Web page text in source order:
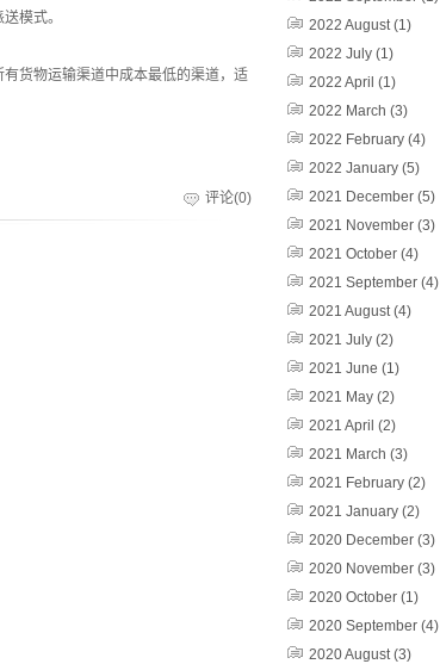
模式。
货物运输渠道中成本最低的渠道，适
评论(0)
2022 August(1)
2022 July (1)
2022 April (1)
2022 March (3)
2022 February (4)
2022 January (5)
2021 December (5)
2021 November (3)
2021 October (4)
2021 September (4)
2021 August(4)
2021 July (2)
2021 June (1)
2021 May (2)
2021 April (2)
2021 March (3)
2021 February (2)
2021 January (2)
2020 December (3)
2020 November (3)
2020 October (1)
2020 September (4)
2020 August(3)